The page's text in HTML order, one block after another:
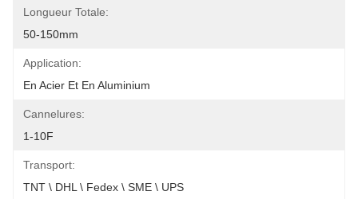
Longueur Totale:
50-150mm
Application:
En Acier Et En Aluminium
Cannelures:
1-10F
Transport:
TNT \ DHL \ Fedex \ SME \ UPS